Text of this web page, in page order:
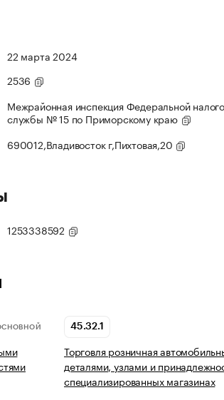
22 марта 2024
2536
Межрайонная инспекция Федеральной
службы № 15 по Приморскому краю
690012,Владивосток г,Пихтовая,20
1253338592
45.32.1
Торговля розничная
деталями, узлами и
специализированных магазинах